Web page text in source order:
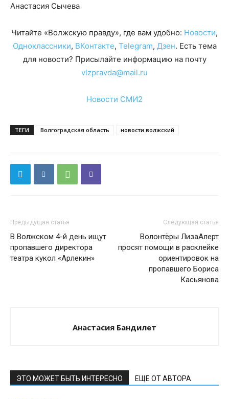
Анастасия Сычева
Читайте «Волжскую правду», где вам удобно: Новости,
Одноклассники, ВКонтакте, Telegram, Дзен. Есть тема
для новости? Присылайте информацию на почту
vlzpravda@mail.ru
Новости СМИ2
ТЕГИ Волгоградская область новости волжский
Предыдущая статья
В Волжском 4-й день ищут
пропавшего директора
театра кукол «Арлекин»
Следующая статья
Волонтёры ЛизаАлерт
просят помощи в расклейке
ориентировок на
пропавшего Бориса
Касьянова
Анастасия Бандилет
ЭТО МОЖЕТ БЫТЬ ИНТЕРЕСНО ЕЩЕ ОТ АВТОРА